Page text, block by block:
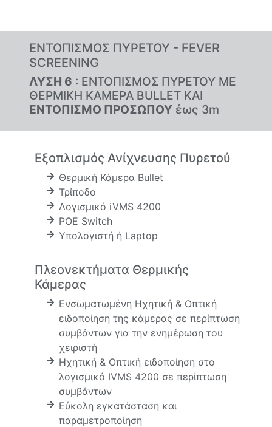
ΕΝΤΟΠΙΣΜΟΣ ΠΥΡΕΤΟΥ - FEVER
SCREENING
ΛΥΣΗ 6 : ΕΝΤΟΠΙΣΜΟΣ ΠΥΡΕΤΟΥ ΜΕ
ΘΕΡΜΙΚΗ ΚΑΜΕΡΑ BULLET ΚΑΙ
ΕΝΤΟΠΙΣΜΟ ΠΡΟΣΩΠΟΥ έως 3m
Εξοπλισμός Ανίχνευσης Πυρετού
Θερμική Κάμερα Bullet
Τρίποδο
Λογισμικό iVMS 4200
POE Switch
Υπολογιστή ή Laptop
Πλεονεκτήματα Θερμικής
Κάμερας
Ενσωματωμένη Ηχητική & Οπτική
ειδοποίηση της κάμερας σε περίπτωση
συμβάντων για την ενημέρωση του
χειριστή
Ηχητική & Οπτική ειδοποίηση στο
λογισμικό IVMS 4200 σε περίπτωση
συμβάντων
Εύκολη εγκατάσταση και
παραμετροποίηση